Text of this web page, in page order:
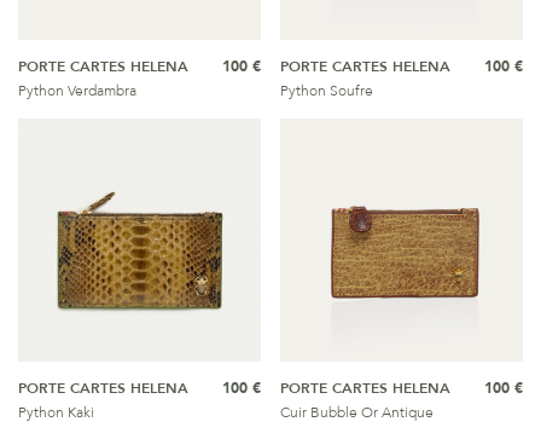
PORTE CARTES HELENA
Python Verdambra
100 €
PORTE CARTES HELENA
Python Soufre
100 €
PORTE CARTES HELENA
Python Kaki
100 €
PORTE CARTES HELENA
Cuir Bubble Or Antique
100 €